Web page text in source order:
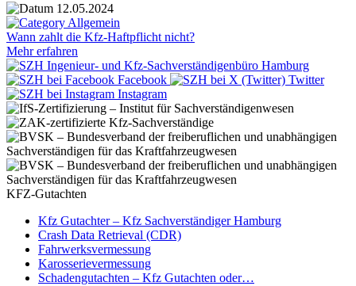
12.05.2024
Allgemein
Wann zahlt die Kfz-Haftpflicht nicht?
Mehr erfahren
Facebook
Twitter
Instagram
KFZ-Gutachten
Kfz Gutachter – Kfz Sachverständiger Hamburg
Crash Data Retrieval (CDR)
Fahrwerksvermessung
Karosserievermessung
Schadengutachten – Kfz Gutachten oder…